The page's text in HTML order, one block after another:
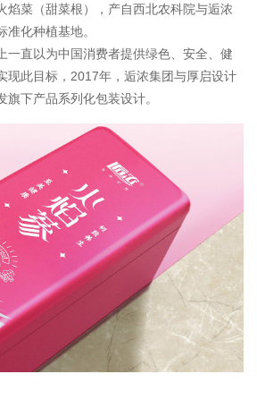
焰菜（甜菜根） ，产自西北农科院与逅浓
准化种植基地。
一直以为中国消费者提供绿色、安全、健
现此目标， 2017年，逅浓集团与厚启设计
下产品系列化包装设计。